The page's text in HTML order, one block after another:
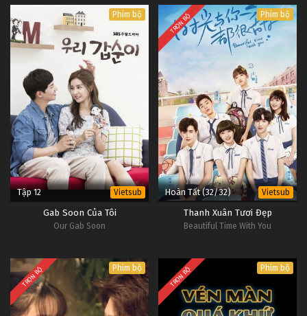
(Not) Alone, Evangelion: 1.01 You Are
(Not) Alone, Evangelion: 1.11 You Are
(Not) Alone
Phim bộ
Tập 12 Vietsub
Gab Soon Của Tôi
Our Gab Soon
TRỌN BỘ Phim bộ
Hoàn Tất (32/32) Vietsub
Thanh Xuân Tươi Đẹp
Beautiful Time With You
TRỌN BỘ Phim bộ TRỌN BỘ Phim bộ